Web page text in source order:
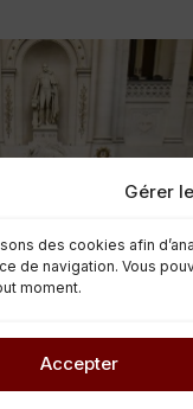
Gérer
des cookies afin
de navigation. Vous
moment.
Accepter